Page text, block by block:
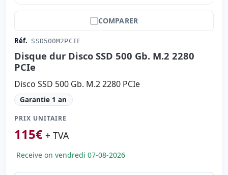
COMPARER
Réf. SSD500M2PCIE
Disque dur Disco SSD 500 Gb. M.2 2280
PCIe
Disco SSD 500 Gb. M.2 2280 PCIe
Garantie 1 an
PRIX UNITAIRE
115€ + TVA
Receive on vendredi 07-08-2026